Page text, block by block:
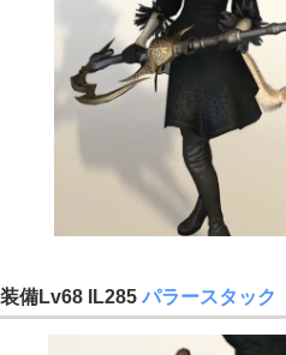
装備Lv68 IL285 パラースタック